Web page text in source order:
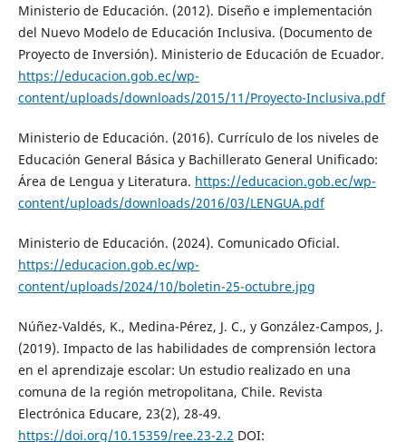
Ministerio de Educación. (2012). Diseño e implementación
del Nuevo Modelo de Educación Inclusiva. (Documento de
Proyecto de Inversión). Ministerio de Educación de Ecuador.
https://educacion.gob.ec/wp-
content/uploads/downloads/2015/11/Proyecto-Inclusiva.pdf
Ministerio de Educación. (2016). Currículo de los niveles de
Educación General Básica y Bachillerato General Unificado:
Área de Lengua y Literatura. https://educacion.gob.ec/wp-
content/uploads/downloads/2016/03/LENGUA.pdf
Ministerio de Educación. (2024). Comunicado Oficial.
https://educacion.gob.ec/wp-
content/uploads/2024/10/boletin-25-octubre.jpg
Núñez-Valdés, K., Medina-Pérez, J. C., y González-Campos, J.
(2019). Impacto de las habilidades de comprensión lectora
en el aprendizaje escolar: Un estudio realizado en una
comuna de la región metropolitana, Chile. Revista
Electrónica Educare, 23(2), 28-49.
https://doi.org/10.15359/ree.23-2.2 DOI: